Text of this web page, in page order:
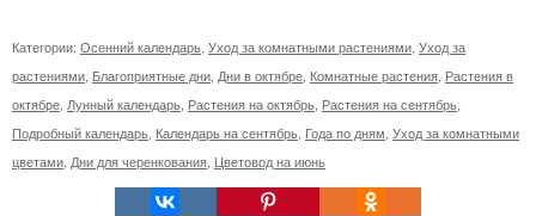
Категории: Осенний календарь Уход за комнатными растениями Уход за
растениями Благоприятные дни Дни в октябре Комнатные растения Растения в
октябре Лунный календарь Растения на октябрь Растения на сентябрь
Подробный календарь Календарь на сентябрь Года по дням Уход за комнатными
цветами Дни для черенкования Цветовод на июнь